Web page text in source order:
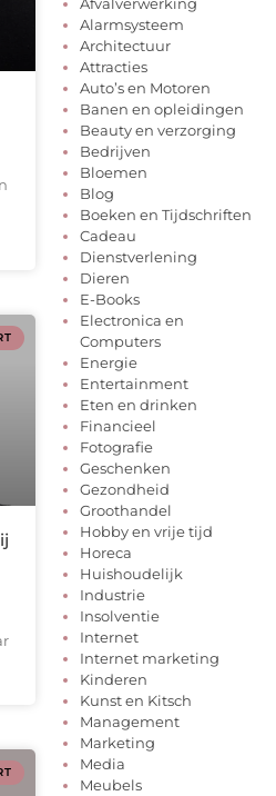
Alarmsysteem
Architectuur
Attracties
Auto’s en Motoren
Banen en opleidingen
Beauty en verzorging
Bedrijven
Bloemen
Blog
Boeken en Tijdschriften
Cadeau
Dienstverlening
Dieren
E-Books
Electronica en
Computers
Energie
Entertainment
Eten en drinken
Financieel
Fotografie
Geschenken
Gezondheid
Groothandel
Hobby en vrije tijd
Horeca
Huishoudelijk
Industrie
Insolventie
Internet
Internet marketing
Kinderen
Kunst en Kitsch
Management
Marketing
Media
Meubels